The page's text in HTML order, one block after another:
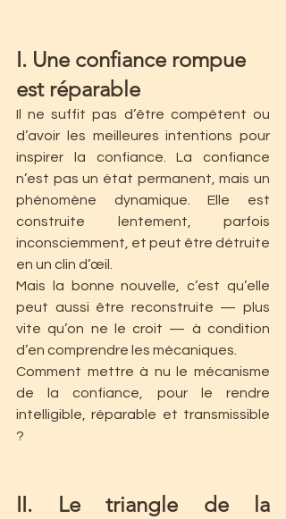
I. Une confiance rompue
est réparable
Il ne suffit pas d’être compétent ou
d’avoir les meilleures intentions pour
inspirer la confiance. La confiance
n’est pas un état permanent, mais un
phénomène dynamique. Elle est
construite lentement, parfois
inconsciemment, et peut être détruite
en un clin d’œil.
Mais la bonne nouvelle, c’est qu’elle
peut aussi être reconstruite — plus
vite qu’on ne le croit — à condition
d’en comprendre les mécaniques.
Comment mettre à nu le mécanisme
de la confiance, pour le rendre
intelligible, réparable et transmissible
?
II. Le triangle de la